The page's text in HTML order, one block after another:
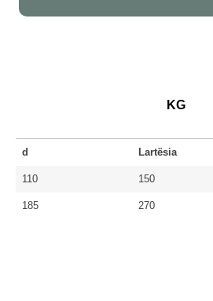
KG
d Lartësia
110 150
185 270